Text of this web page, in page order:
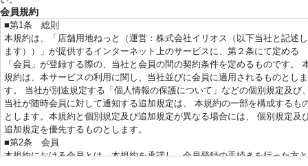
会員規約
■第1条 総則
本規約は、「店舗用地ねっと（運営：株式会社イリオス（以下当社と記述し
ます））」が提供するインターネット上のサービスに、第２条にて定める
「会員」が登録する際の、当社と会員の間の契約条件を定めるものです。
規約は、本サービスの利用に関し、当社並びに会員に適用されるものとしま
す。 当社が別途規定する「個人情報の保護について」などの個別規定及び
当社が随時会員に対して通知する追加規定は、 本規約の一部を構成するも
とします。本規約と個別規定及び追加規定が異なる場合には、 個別規定及
追加規定を優先するものとします。
■第2条 会員
本規約における会員とは、本規約を承諾し、会員登録の手続きを行った方と